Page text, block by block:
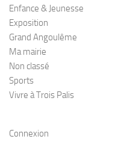
Enfance & Jeunesse
Exposition
Grand Angoulême
Ma mairie
Non classé
Sports
Vivre à Trois Palis
Connexion